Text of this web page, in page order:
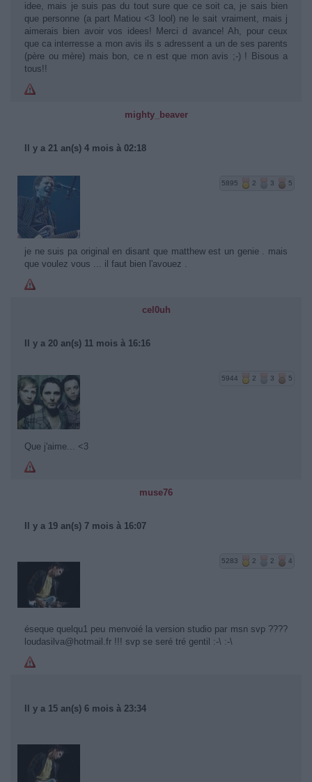
idee, mais je suis pas du tout sure que ce soit ca, je sais bien
que personne (a part Matiou <3 lool) ne le sait vraiment, mais j
aimerais bien avoir vos idees! Merci d avance! Ah, pour ceux
que ca interresse a mon avis ils s adressent a un de ses parents
(père ou mère) mais bon, ce n est que mon avis ;-) ! Bisous a
tous!!
mighty_beaver
Il y a 21 an(s) 4 mois à 02:18
5895 2 3 5
je ne suis pa original en disant que matthew est un genie . mais
que voulez vous ... il faut bien l'avouez .
cel0uh
Il y a 20 an(s) 11 mois à 16:16
5944 2 3 5
Que j'aime... <3
muse76
Il y a 19 an(s) 7 mois à 16:07
5283 2 2 4
éseque quelqu1 peu menvoié la version studio par msn svp ????
loudasilva@hotmail.fr !!! svp se seré tré gentil :-\ :-\
Il y a 15 an(s) 6 mois à 23:34